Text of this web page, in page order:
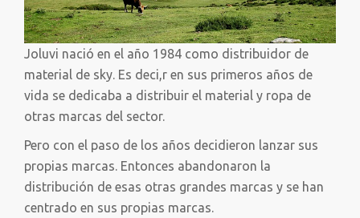
Joluvi nació en el año 1984 como distribuidor de
material de sky. Es deci,r en sus primeros años de
vida se dedicaba a distribuir el material y ropa de
otras marcas del sector.
Pero con el paso de los años decidieron lanzar sus
propias marcas. Entonces abandonaron la
distribución de esas otras grandes marcas y se han
centrado en sus propias marcas.